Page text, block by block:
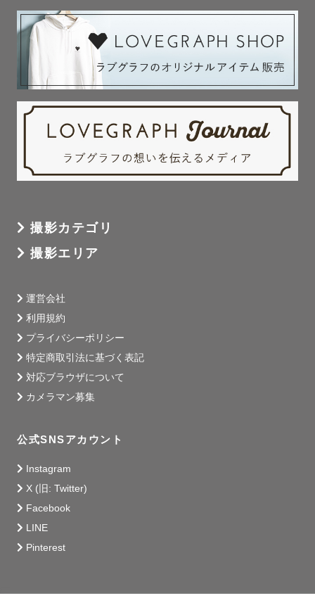
撮影カテゴリ
撮影エリア
運営会社
利用規約
プライバシーポリシー
特定商取引法に基づく表記
対応ブラウザについて
カメラマン募集
公式SNSアカウント
Instagram
X (旧: Twitter)
Facebook
LINE
Pinterest